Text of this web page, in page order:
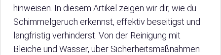
hinweisen. In diesem Artikel zeigen wir dir, wie du
Schimmelgeruch erkennst, effektiv beseitigst und
langfristig verhinderst. Von der Reinigung mit
Bleiche und Wasser, über Sicherheitsmaßnahmen